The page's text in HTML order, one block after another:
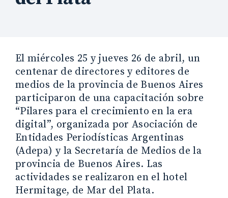
El miércoles 25 y jueves 26 de abril, un
centenar de directores y editores de
medios de la provincia de Buenos Aires
participaron de una capacitación sobre
“Pilares para el crecimiento en la era
digital”, organizada por Asociación de
Entidades Periodísticas Argentinas
(Adepa) y la Secretaría de Medios de la
provincia de Buenos Aires. Las
actividades se realizaron en el hotel
Hermitage, de Mar del Plata.